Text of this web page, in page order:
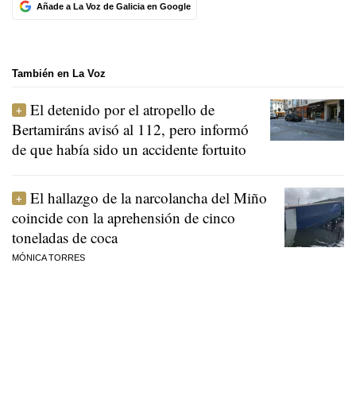
Añade a La Voz de Galicia en Google
También en La Voz
El detenido por el atropello de
Bertamiráns avisó al 112, pero informó
de que había sido un accidente fortuito
El hallazgo de la narcolancha del Miño
coincide con la aprehensión de cinco
toneladas de coca
MÓNICA TORRES